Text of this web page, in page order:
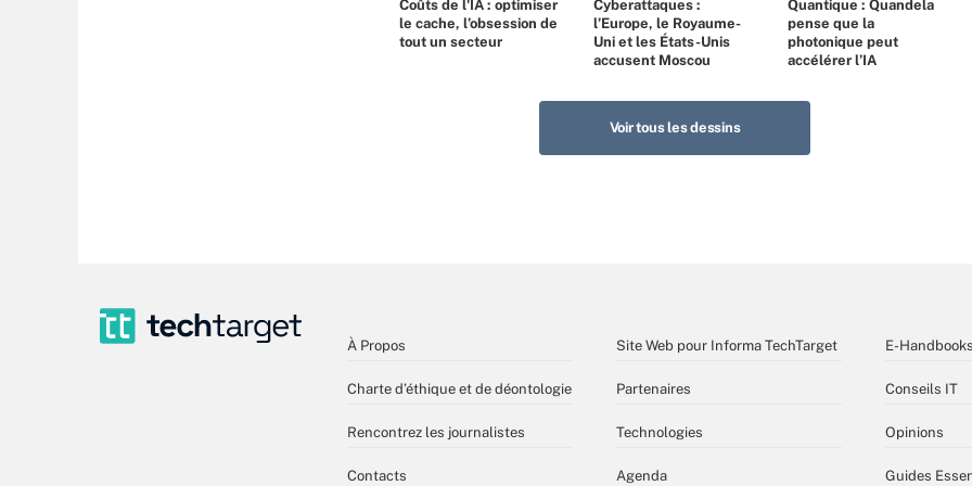
Coûts de l'IA : optimiser
le cache, l’obsession de
tout un secteur
Cyberattaques :
l’Europe, le Royaume-
Uni et les États-Unis
accusent Moscou
Quantique : Quandela
pense que la
photonique peut
accélérer l’IA
Voir tous les dessins
À Propos
Charte d’éthique et de déontologie
Rencontrez les journalistes
Contacts
Site Web pour Informa TechTarget
Partenaires
Technologies
Agenda
E-Handbooks
Conseils IT
Opinions
Guides